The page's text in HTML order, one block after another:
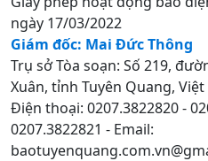
ngày 17/03/2022
Giám đốc: Mai Đức Thông
Trụ sở Tòa soạn: Số 219,
Xuân, tỉnh Tuyên Quang, Việt
Điện thoại: 0207.3822820 -
0207.3822821 - Email: